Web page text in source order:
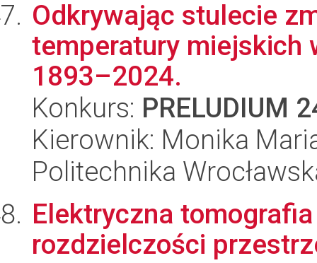
Odkrywając stulecie
temperatury miejskich
1893–2024.
Konkurs: PRELUDIUM
Kierownik: Monika
Politechnika
Elektryczna
rozdzielczości